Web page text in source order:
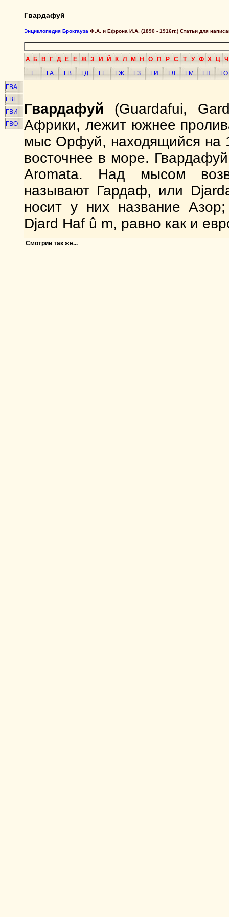
Гвардафуй
Энциклопедия Брокгауза Ф.А. и Ефрона И.А. (1890 - 1916гг.) Статьи для
А Б В Г Д Е Ё Ж З И Й К Л М Н О П Р С Т У Ф Х Ц Ч
Г
ГА ГВ ГД ГЕ ГЖ ГЗ ГИ ГЛ ГМ ГН
ГО
ГВА
ГВЕ
ГВИ
ГВО
Гвардафуй (Guardafui,
Африки, лежит южнее
мыс Орфуй, находящийся на
восточнее в море.
Aromata. Над мысом
называют Гардаф, или
носит у них название
Djard Haf û m, равно как и
Смотрии так же...